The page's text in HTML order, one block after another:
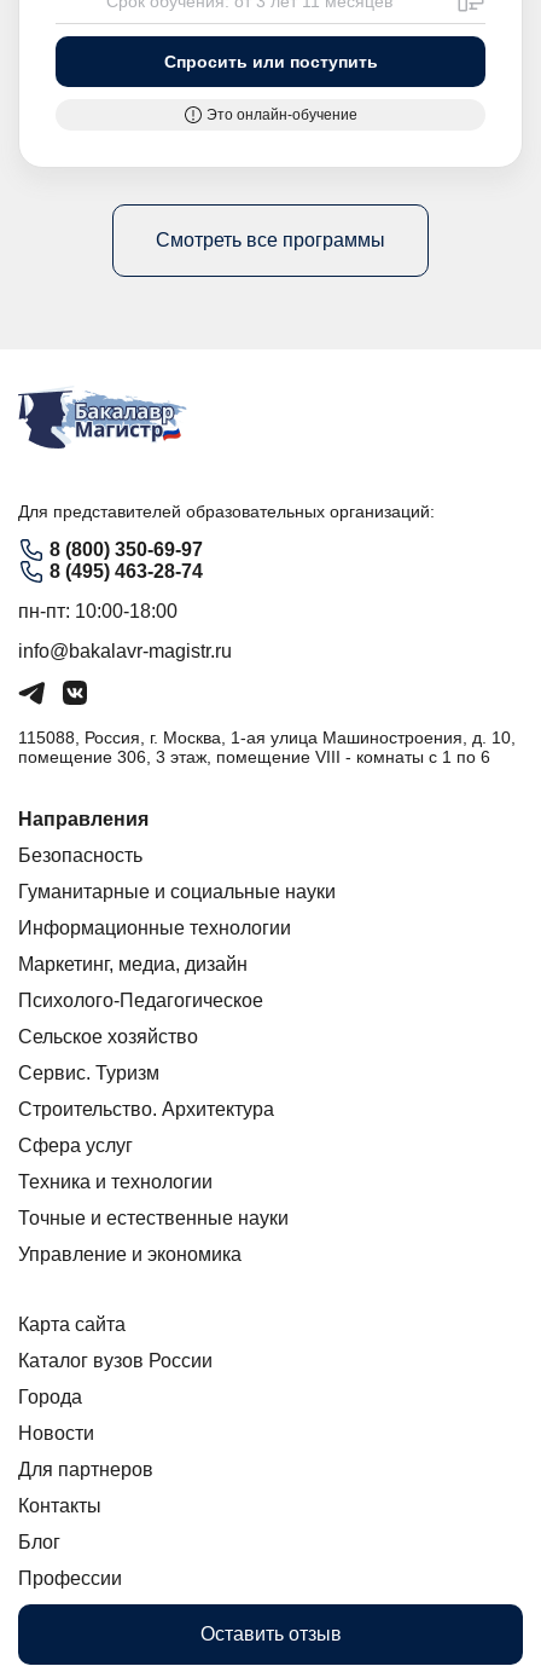
Спросить или поступить
Это онлайн-обучение
Смотреть все программы
Для представителей образовательных организаций:
8 (800) 350-69-97
8 (495) 463-28-74
пн-пт: 10:00-18:00
info@bakalavr-magistr.ru
115088, Россия, г. Москва, 1-ая улица Машиностроения, д. 10,
помещение 306, 3 этаж, помещение VIII - комнаты с 1 по 6
Направления
Безопасность
Гуманитарные и социальные науки
Информационные технологии
Маркетинг, медиа, дизайн
Психолого-Педагогическое
Сельское хозяйство
Сервис. Туризм
Строительство. Архитектура
Сфера услуг
Техника и технологии
Точные и естественные науки
Управление и экономика
Карта сайта
Каталог вузов России
Города
Новости
Для партнеров
Контакты
Блог
Профессии
Оставить отзыв